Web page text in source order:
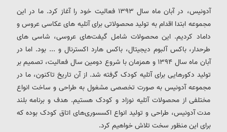
آدونیس، در آبان ماه سال 1393 فعالیت خود را آغاز کرد. ما در این
مجموعه ابتدا اقدام به تولید محصولاتی برای آتلیه های عکاسی عروس و
داماد کردیم. این محصولات شامل گیفت‌های عروسی، شاسی های
طرحدار، باکس آلبوم دیجیتال، باکس هارد اکسترنال و ... بود. اما در
آبان ماه سال 1394 و همزمان با شروع دومین سال فعالیت، تصمیم بر
تولید دکورهایی برای آتلیه کودک گرفته شد. از آن تاریخ تاکنون، ما در
مجموعه آدونیس به صورت تخصصی مشغول به طراحی و ساخت انواع
مختلفی از محصولات آتلیه نوزاد و کودک هستیم. هدف و برنامه بلند
مدت آدونیس، طراحی و تولید انواع اکسسوری‌های اتاق کودک بوده که
برای این منظور سخت تلاش خواهیم کرد.